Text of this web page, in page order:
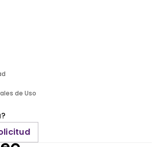
de Uso